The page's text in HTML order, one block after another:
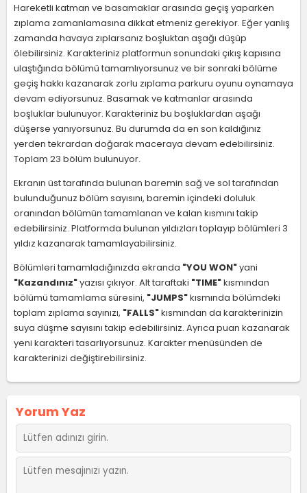
Hareketli katman ve basamaklar arasında geçiş yaparken
zıplama zamanlamasına dikkat etmeniz gerekiyor. Eğer yanlış
zamanda havaya zıplarsanız boşluktan aşağı düşüp
ölebilirsiniz. Karakteriniz platformun sonundaki çıkış kapısına
ulaştığında bölümü tamamlıyorsunuz ve bir sonraki bölüme
geçiş hakkı kazanarak zorlu zıplama parkuru oyunu oynamaya
devam ediyorsunuz. Basamak ve katmanlar arasında
boşluklar bulunuyor. Karakteriniz bu boşluklardan aşağı
düşerse yanıyorsunuz. Bu durumda da en son kaldığınız
yerden tekrardan doğarak maceraya devam edebilirsiniz.
Toplam 23 bölüm bulunuyor.
Ekranın üst tarafında bulunan baremin sağ ve sol tarafından
bulunduğunuz bölüm sayısını, baremin içindeki doluluk
oranından bölümün tamamlanan ve kalan kısmını takip
edebilirsiniz. Platformda bulunan yıldızları toplayıp bölümleri 3
yıldız kazanarak tamamlayabilirsiniz.
Bölümleri tamamladığınızda ekranda "YOU WON"yani
"Kazandınız"yazısı çıkıyor. Alt taraftaki "TIME"kısmından
bölümü tamamlama süresini, "JUMPS"kısmında bölümdeki
toplam zıplama sayınızı, "FALLS"kısmından da karakterinizin
suya düşme sayısını takip edebilirsiniz. Ayrıca puan kazanarak
yeni karakteri tasarlıyorsunuz. Karakter menüsünden de
karakterinizi değiştirebilirsiniz.
Yorum Yaz